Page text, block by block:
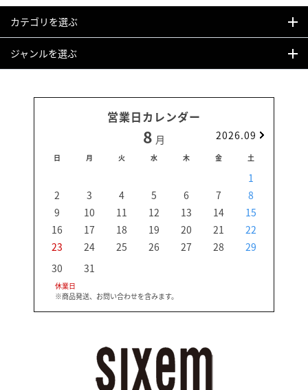
カテゴリを選ぶ
ジャンルを選ぶ
営業日カレンダー
8 月 2026.09
日 月 火 水 木 金 土
1
2
3 4 5 6 7
8
9
10 11 12 13 14
15
16
17 18 19 20 21
22
23
24 25 26 27 28
29
30
31
休業日
※商品発送、お問い合わせを含みます。